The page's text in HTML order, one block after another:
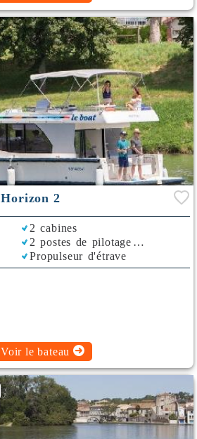
Horizon 2
2 cabines
2 postes de pilotage
Propulseur d'étrave
Rafraichisseur d'Air
Voir le bateau